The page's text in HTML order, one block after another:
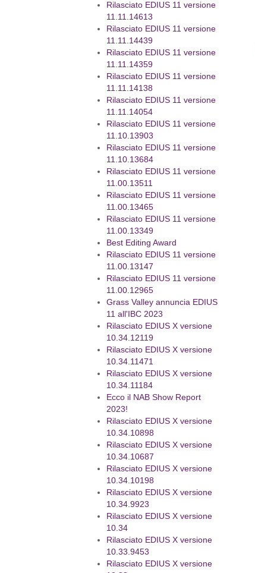
Rilasciato EDIUS 11 versione
11.11.14613
Rilasciato EDIUS 11 versione
11.11.14439
Rilasciato EDIUS 11 versione
11.11.14359
Rilasciato EDIUS 11 versione
11.11.14138
Rilasciato EDIUS 11 versione
11.11.14054
Rilasciato EDIUS 11 versione
11.10.13903
Rilasciato EDIUS 11 versione
11.10.13684
Rilasciato EDIUS 11 versione
11.00.13511
Rilasciato EDIUS 11 versione
11.00.13465
Rilasciato EDIUS 11 versione
11.00.13349
Best Editing Award
Rilasciato EDIUS 11 versione
11.00.13147
Rilasciato EDIUS 11 versione
11.00.12965
Grass Valley annuncia EDIUS
11 all'IBC 2023
Rilasciato EDIUS X versione
10.34.12119
Rilasciato EDIUS X versione
10.34.11471
Rilasciato EDIUS X versione
10.34.11184
Ecco il NAB Show Report
2023!
Rilasciato EDIUS X versione
10.34.10898
Rilasciato EDIUS X versione
10.34.10687
Rilasciato EDIUS X versione
10.34.10198
Rilasciato EDIUS X versione
10.34.9923
Rilasciato EDIUS X versione
10.34
Rilasciato EDIUS X versione
10.33.9453
Rilasciato EDIUS X versione